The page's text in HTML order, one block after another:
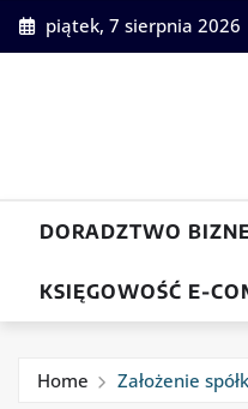
Skip
to
piątek, 7 sierpnia 2026
DORADZTWO
KSIĘGOWOŚĆ E-
Home Założenie